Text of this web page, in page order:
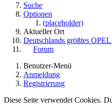
Suche
Optionen
(placeholder)
Aktueller Ort
Deutschlands größtes
Forum
Benutzer-Menü
Anmeldung
Registrierung
Diese Seite verwendet Cookies.